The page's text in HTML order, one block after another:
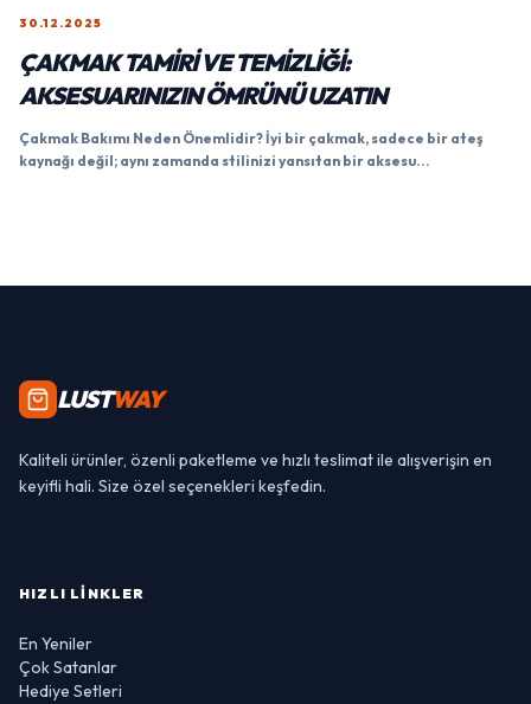
30.12.2025
ÇAKMAK TAMIRI VE TEMIZLIĞI:
AKSESUARINIZIN ÖMRÜNÜ UZATIN
Çakmak Bakımı Neden Önemlidir? İyi bir çakmak, sadece bir ateş
kaynağı değil; aynı zamanda stilinizi yansıtan bir aksesu...
LUSTWAY
Kaliteli ürünler, özenli paketleme ve hızlı teslimat ile alışverişin en
keyifli hali. Size özel seçenekleri keşfedin.
HIZLI LINKLER
En Yeniler
Çok Satanlar
Hediye Setleri